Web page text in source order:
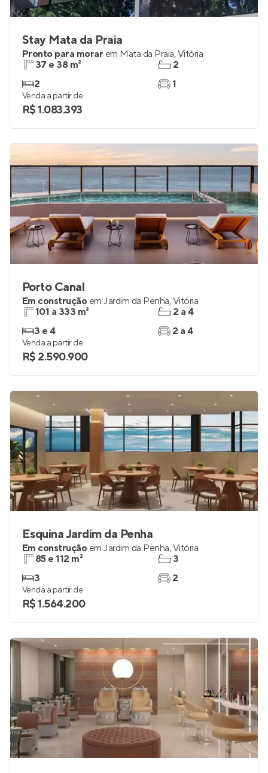
Stay Mata da Praia
Pronto para morar em Mata da Praia,Vitória
37 e 38 m²
2
2
1
Venda a partir de
R$ 1.083.393
Porto Canal
Em construção em Jardim da Penha,Vitória
101 a 333 m²
3 e 4
2 a 4
2 a 4
Venda a partir de
R$ 2.590.900
Esquina Jardim da Penha
Em construção em Jardim da Penha,Vitória
85 e 112 m²
3
3
2
Venda a partir de
R$ 1.564.200